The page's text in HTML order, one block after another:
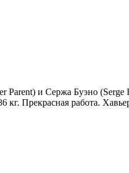
и Сержа Буэно
кг. Прекрасная работа.